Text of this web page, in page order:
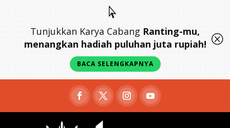

Tunjukkan Karya Cabang Ranting-mu,
menangkan hadiah puluhan juta rupiah!
BACA SELENGKAPNYA
Q